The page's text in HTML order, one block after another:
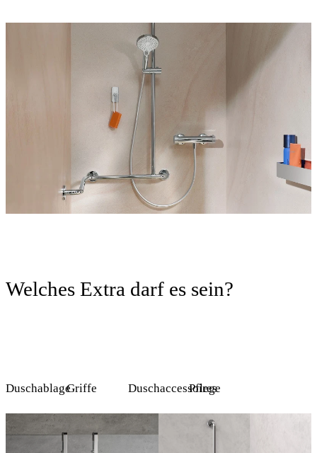
Welches Extra darf es sein?
DuschablageGriffe Duschaccessoires
Pflege